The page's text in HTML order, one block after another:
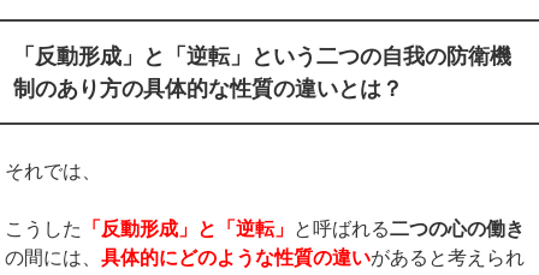
「反動形成」と「逆転」という二つの自我の防衛機
制のあり方の具体的な性質の違いとは？
それでは、
こうした 「反動形成」と「逆転」 と呼ばれる二つの心の働き
の間には、具体的にどのような性質の違いがあると考えられ